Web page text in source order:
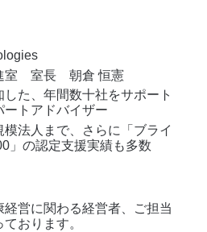
室　室長　朝倉 恒憲
た、年間数十社をサポート
トアドバイザー
法人まで、さらに「ブライ
」の認定支援実績も多数
営に関わる経営者、ご担当
おります。